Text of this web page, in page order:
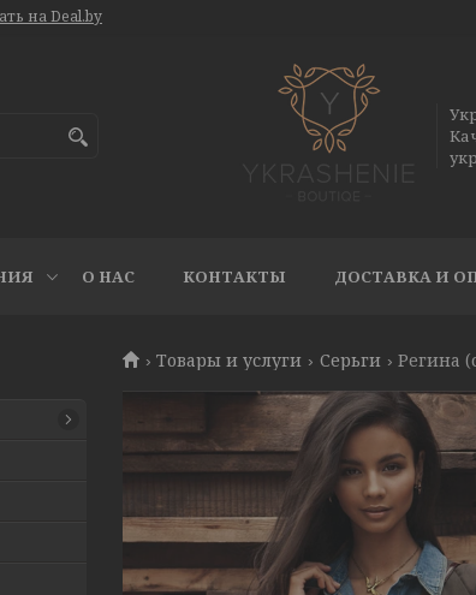
на Deal.by
О НАС КОНТАКТЫ ДОСТАВКА И
Товары и услуги Серьги Регина